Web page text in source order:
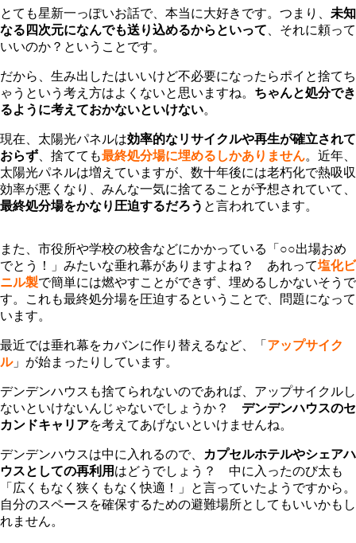
とても星新一っぽいお話で、本当に大好きです。つまり、 未知
なる四次元になんでも送り込めるからといって 、それに頼って
いいのか？ということです。
だから、生み出したはいいけど不必要になったらポイと捨てち
ゃうという考え方はよくないと思いますね。 ちゃんと処分でき
るように考えておかないといけない。
現在、太陽光パネルは効率的なリサイクルや再生が確立されて
おらず 、捨てても最終処分場に埋めるしかありません。近年、
太陽光パネルは増えていますが、数十年後には老朽化で熱吸収
効率が悪くなり、みんな一気に捨てることが予想されていて、
最終処分場をかなり圧迫するだろう と言われています。
また、市役所や学校の校舎などにかかっている「○○出場おめ
でとう！」みたいな垂れ幕がありますよね？ あれって塩化ビ
ニル製で簡単には燃やすことができず、埋めるしかないそうで
す。これも最終処分場を圧迫するということで、問題になって
います。
最近では垂れ幕をカバンに作り替えるなど、「 アップサイク
ル」が始まったりしています。
デンデンハウスも捨てられないのであれば、アップサイクルし
ないといけないんじゃないでしょうか？ デンデンハウスのセ
カンドキャリアを考えてあげないといけませんね。
デンデンハウスは中に入れるので、
カプセルホテルやシェアハ
ウスとしての再利用 はどうでしょう？ 中に入ったのび太も
「広くもなく狭くもなく快適！」と言っていたようですから。
自分のスペースを確保するための避難場所としてもいいかもし
れません。